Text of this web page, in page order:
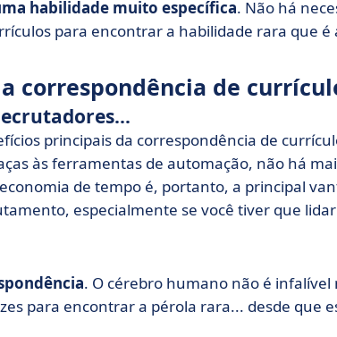
habilidade muito específica. Não há
para encontrar a habilidade rara que
correspondência de
principais da correspondência de
às ferramentas de automação, não há
de tempo é, portanto, a principal
especialmente se você tiver que
. O cérebro humano não é infalível
para encontrar a pérola rara... desde que